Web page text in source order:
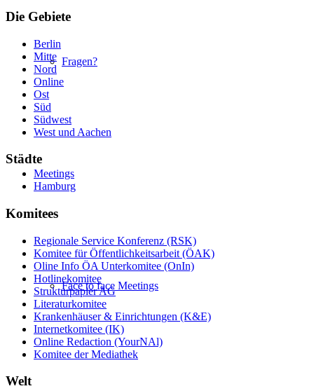
Fragen?
Meetings
Face to face Meetings
Die Gebiete
Berlin
Mitte
Nord
Online
Ost
Süd
Südwest
West und Aachen
Städte
Hamburg
Komitees
Regionale Service Konferenz (RSK)
Komitee für Öffentlichkeitsarbeit (ÖAK)
Oline Info ÖA Unterkomitee (OnIn)
Hotlinekomitee
Strukturpapier AG
Literaturkomitee
Krankenhäuser & Einrichtungen (K&E)
Internetkomitee (IK)
Online Redaction (YourNAl)
Komitee der Mediathek
Welt